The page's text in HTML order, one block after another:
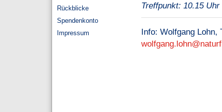
Rückblicke
Spendenkonto
Impressum
Treffpunkt: 10.15
Info: Wolfgang Lohn,
wolfgang.lohn naturf